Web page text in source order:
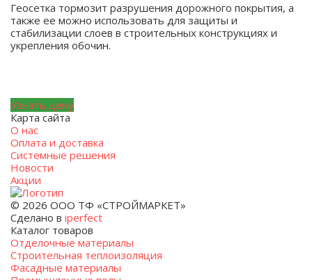
Геосетка тормозит разрушения дорожного покрытия, а
также ее можно использовать для защиты и
стабилизации слоев в строительных конструкциях и
укрепления обочин.
Узнать цену
Карта сайта
О нас
Оплата и доставка
Системные решения
Новости
Акции
© 2026 ООО ТФ «СТРОЙМАРКЕТ»
Сделано в iperfect
Каталог товаров
Отделочные материалы
Строительная теплоизоляция
Фасадные материалы